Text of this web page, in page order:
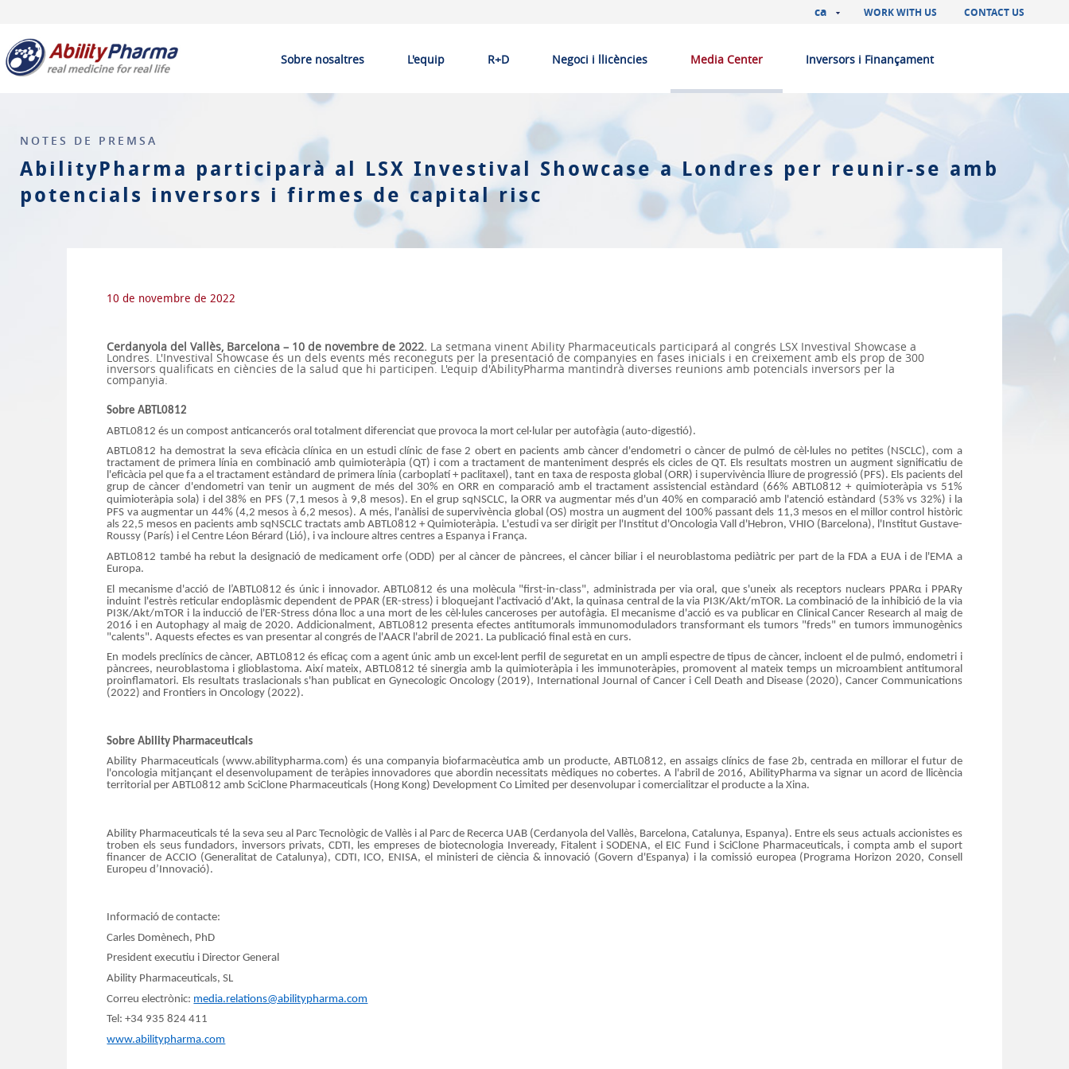
WORK WITH US CONTACT US
ca
Sobre nosaltres L'equip R+D Negoci i llicències Media Center Inversors i Finançament
NOTES DE PREMSA
AbilityPharma participarà al LSX Investival Showcase a Londres per reunir-se amb
potencials inversors i firmes de capital risc
10 de novembre de 2022
Cerdanyola del Vallès, Barcelona – 10 de novembre de 2022. La setmana vinent Ability Pharmaceuticals participará al congrés LSX Investival Showcase a
Londres. L'Investival Showcase és un dels events més reconeguts per la presentació de companyies en fases inicials i en creixement amb els prop de 300
inversors qualificats en ciències de la salud que hi participen. L'equip d'AbilityPharma mantindrà diverses reunions amb potencials inversors per la
companyia.
Sobre ABTL0812
ABTL0812 és un compost anticancerós oral totalment diferenciat que provoca la mort cel·lular per autofàgia (auto-digestió).
ABTL0812 ha demostrat la seva eficàcia clínica en un estudi clínic de fase 2 obert en pacients amb càncer d'endometri o càncer de pulmó de cèl·lules no petites (NSCLC), com a
tractament de primera línia en combinació amb quimioteràpia (QT) i com a tractament de manteniment després els cicles de QT. Els resultats mostren un augment significatiu de
l'eficàcia pel que fa a el tractament estàndard de primera línia (carboplatí + paclitaxel), tant en taxa de resposta global (ORR) i supervivència lliure de progressió (PFS). Els pacients del
grup de càncer d'endometri van tenir un augment de més del 30% en ORR en comparació amb el tractament assistencial estàndard (66% ABTL0812 + quimioteràpia vs 51%
quimioteràpia sola) i del 38% en PFS (7,1 mesosà 9,8 mesos). En el grup sqNSCLC, la ORR va augmentar més d'un 40% en comparació amb l'atenció estàndard (53% vs 32%) i la
PFS va augmentar un 44% (4,2 mesos à6,2 mesos). A més, l'anàlisi de supervivència global (OS) mostra un augment del 100% passant dels 11,3 mesos en el millor control històric
als 22,5 mesos en pacients amb sqNSCLC tractats amb ABTL0812 + Quimioteràpia. L'estudi va ser dirigit per l'Institut d'Oncologia Vall d'Hebron, VHIO (Barcelona), l'Institut Gustave-
Roussy (París) i el Centre Léon Bérard (Lió), i va incloure altres centres a Espanya i França.
ABTL0812 també ha rebut la designació de medicament orfe (ODD) per al càncer de pàncrees, el càncer biliar i el neuroblastoma pediàtric per part de la FDA a EUA i de l'EMA a
Europa.
El mecanisme d'acció de l’ABTL0812 és únic i innovador. ABTL0812 és una molècula "first-in-class", administrada per via oral, que s'uneix als receptors nuclears PPARα i PPARγ
induint l'estrès reticular endoplàsmic dependent de PPAR (ER-stress) i bloquejant l'activació d'Akt, la quinasa central de la via PI3K/Akt/mTOR. La combinació de la inhibició de la via
PI3K/Akt/mTOR i la inducció de l'ER-Stress dóna lloc a una mort de les cèl·lules canceroses per autofàgia. El mecanisme d'acció es va publicar en Clinical Cancer Research al maig de
2016 i en Autophagy al maig de 2020. Addicionalment, ABTL0812 presenta efectes antitumorals immunomoduladors transformant els tumors "freds" en tumors immunogènics
"calents". Aquests efectes es van presentar al congrés de l'AACR l'abril de 2021. La publicació final està en curs.
En models preclínics de càncer, ABTL0812 és eficaç com a agent únic amb un excel·lent perfil de seguretat en un ampli espectre de tipus de càncer, incloent el de pulmó, endometri i
pàncrees, neuroblastoma i glioblastoma. Així mateix, ABTL0812 té sinergia amb la quimioteràpia i les immunoteràpies, promovent al mateix temps un microambient antitumoral
proinflamatori. Els resultats traslacionals s'han publicat en Gynecologic Oncology (2019), International Journal of Cancer i Cell Death and Disease (2020), Cancer Communications
(2022) and Frontiers in Oncology (2022).
Sobre Ability Pharmaceuticals
Ability Pharmaceuticals (www.abilitypharma.com) és una companyia biofarmacèutica amb un producte, ABTL0812, en assaigs clínics de fase 2b, centrada en millorar el futur de
l'oncologia mitjançant el desenvolupament de teràpies innovadores que abordin necessitats mèdiques no cobertes. A l'abril de 2016, AbilityPharma va signar un acord de llicència
territorial per ABTL0812 amb SciClone Pharmaceuticals (Hong Kong) Development Co Limited per desenvolupar i comercialitzar el producte a la Xina.
Ability Pharmaceuticals té la seva seu al Parc Tecnològic de Vallès i al Parc de Recerca UAB (Cerdanyola del Vallès, Barcelona, ​​Catalunya, Espanya). Entre els seus actuals accionistes es
troben els seus fundadors, inversors privats, CDTI, les empreses de biotecnologia Inveready, Fitalent i SODENA, el EIC Fund i SciClone Pharmaceuticals, i compta amb el suport
financer de ACCIO (Generalitat de Catalunya), CDTI, ICO, ENISA, el ministeri de ciència & innovació (Govern d'Espanya) i la comissió europea (Programa Horizon 2020, Consell
Europeu d’Innovació).
Informació de contacte:
Carles Domènech, PhD
President executiu i Director General
Ability Pharmaceuticals, SL
Correu electrònic: media.relations@abilitypharma.com
Tel: +34 935 824 411
www.abilitypharma.com